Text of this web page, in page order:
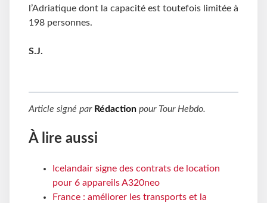
l’Adriatique dont la capacité est toutefois limitée à
198 personnes.
S.J.
Article signé par Rédaction pour Tour Hebdo.
À lire aussi
Icelandair signe des contrats de location
pour 6 appareils A320neo
France : améliorer les transports et la